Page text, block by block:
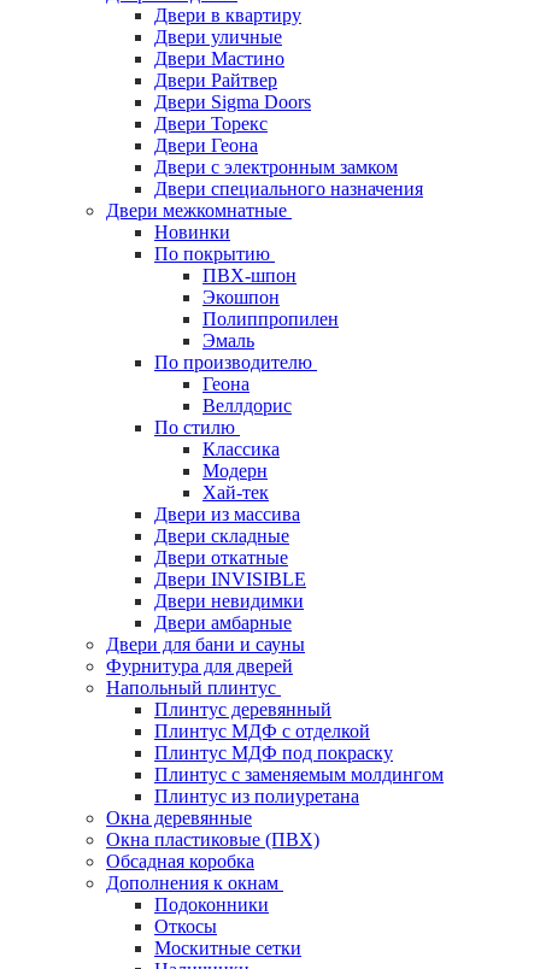
Двери в квартиру
Двери уличные
Двери Мастино
Двери Райтвер
Двери Sigma Doors
Двери Торекс
Двери Геона
Двери с электронным замком
Двери специального назначения
Двери межкомнатные
Новинки
По покрытию
ПВХ-шпон
Экошпон
Полиппропилен
Эмаль
По производителю
Геона
Веллдорис
По стилю
Классика
Модерн
Хай-тек
Двери из массива
Двери складные
Двери откатные
Двери INVISIBLE
Двери невидимки
Двери амбарные
Двери для бани и сауны
Фурнитура для дверей
Напольный плинтус
Плинтус деревянный
Плинтус МДФ с отделкой
Плинтус МДФ под покраску
Плинтус с заменяемым молдингом
Плинтус из полиуретана
Окна деревянные
Окна пластиковые (ПВХ)
Обсадная коробка
Дополнения к окнам
Подоконники
Откосы
Москитные сетки